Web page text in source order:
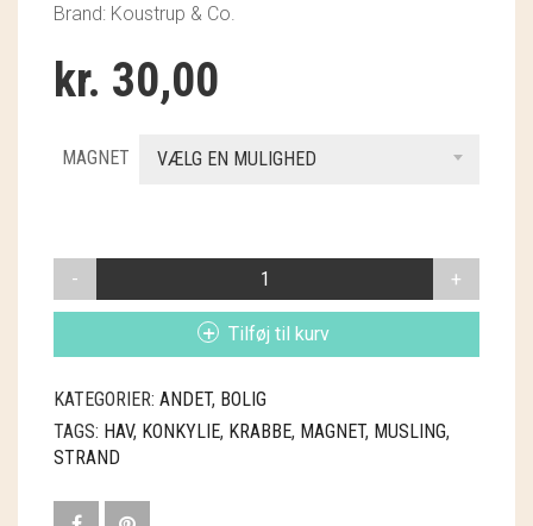
GRY & SIF
HAMMERSHUS FAIRTRADE
KINTOBE
MADAM GRÆSKAR
Brand: Koustrup & Co.
kr. 30,00
MAGNET VÆLG EN MULIGHED
HAV
Tilføj til kurv
KATEGORIER: ANDET, BOLIG
TAGS: HAV, KONKYLIE, KRABBE, MAGNET, MUSLING,
STRAND